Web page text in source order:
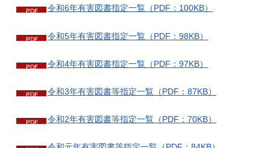
令和6年有害図書指定一覧（PDF：100KB）
令和5年有害図書指定一覧（PDF：98KB）
令和4年有害図書指定一覧（PDF：97KB）
令和3年有害図書等指定一覧（PDF：87KB）
令和2年有害図書等指定一覧（PDF：70KB）